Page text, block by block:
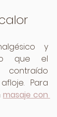
y
que el
Para
masaje con